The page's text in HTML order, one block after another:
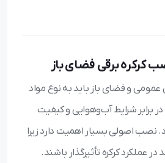
کرکره برقی فضای باز
عمومی و فضای باز باید به نوع مواد
برابر شرایط آب‌وهوایی و کیفیت
نصب اصولی بسیار اهمیت دارد زیرا
عملکرد کرکره تأثیرگذار باشند.